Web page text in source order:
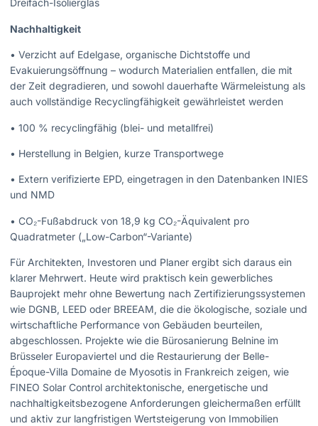
Dreifach-Isolierglas
Nachhaltigkeit
• Verzicht auf Edelgase, organische Dichtstoffe und
Evakuierungsöffnung – wodurch Materialien entfallen, die mit
der Zeit degradieren, und sowohl dauerhafte Wärmeleistung als
auch vollständige Recyclingfähigkeit gewährleistet werden
• 100 % recyclingfähig (blei- und metallfrei)
• Herstellung in Belgien, kurze Transportwege
• Extern verifizierte EPD, eingetragen in den Datenbanken INIES
und NMD
• CO₂-Fußabdruck von 18,9 kg CO₂-Äquivalent pro
Quadratmeter („Low-Carbon“-Variante)
Für Architekten, Investoren und Planer ergibt sich daraus ein
klarer Mehrwert. Heute wird praktisch kein gewerbliches
Bauprojekt mehr ohne Bewertung nach Zertifizierungssystemen
wie DGNB, LEED oder BREEAM, die die ökologische, soziale und
wirtschaftliche Performance von Gebäuden beurteilen,
abgeschlossen. Projekte wie die Bürosanierung Belnine im
Brüsseler Europaviertel und die Restaurierung der Belle-
Époque-Villa Domaine de Myosotis in Frankreich zeigen, wie
FINEO Solar Control architektonische, energetische und
nachhaltigkeitsbezogene Anforderungen gleichermaßen erfüllt
und aktiv zur langfristigen Wertsteigerung von Immobilien